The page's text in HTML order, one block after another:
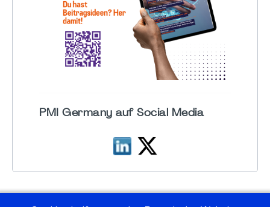
PMI Germany auf Social Media